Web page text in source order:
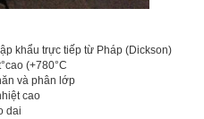
khẩu trực tiếp từ Pháp (Dickson)
(+780°C
và phân lớp
cao
dai